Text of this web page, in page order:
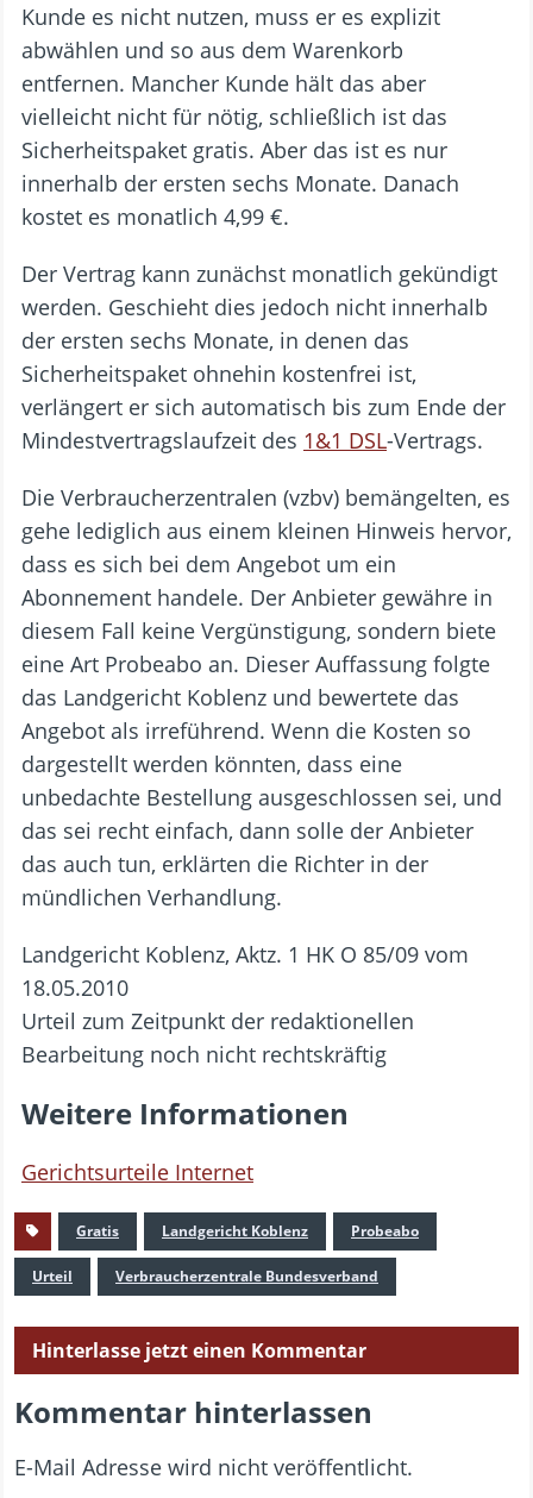
Kunde es nicht nutzen, muss er es explizit
abwählen und so aus dem Warenkorb
entfernen. Mancher Kunde hält das aber
vielleicht nicht für nötig, schließlich ist das
Sicherheitspaket gratis. Aber das ist es nur
innerhalb der ersten sechs Monate. Danach
kostet es monatlich 4,99 €.
Der Vertrag kann zunächst monatlich gekündigt
werden. Geschieht dies jedoch nicht innerhalb
der ersten sechs Monate, in denen das
Sicherheitspaket ohnehin kostenfrei ist,
verlängert er sich automatisch bis zum Ende der
Mindestvertragslaufzeit des 1&1 DSL-Vertrags.
Die Verbraucherzentralen (vzbv) bemängelten, es
gehe lediglich aus einem kleinen Hinweis hervor,
dass es sich bei dem Angebot um ein
Abonnement handele. Der Anbieter gewähre in
diesem Fall keine Vergünstigung, sondern biete
eine Art Probeabo an. Dieser Auffassung folgte
das Landgericht Koblenz und bewertete das
Angebot als irreführend. Wenn die Kosten so
dargestellt werden könnten, dass eine
unbedachte Bestellung ausgeschlossen sei, und
das sei recht einfach, dann solle der Anbieter
das auch tun, erklärten die Richter in der
mündlichen Verhandlung.
Landgericht Koblenz, Aktz. 1 HK O 85/09 vom
18.05.2010
Urteil zum Zeitpunkt der redaktionellen
Bearbeitung noch nicht rechtskräftig
Weitere Informationen
Gerichtsurteile Internet
Gratis Landgericht Koblenz Probeabo
Urteil Verbraucherzentrale Bundesverband
Hinterlasse jetzt einen Kommentar
Kommentar hinterlassen
E-Mail Adresse wird nicht veröffentlicht.